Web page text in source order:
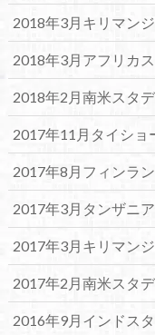
2018年3月キリマン
2018年3月アフリカ
2018年2月南米スタ
2017年11月タイショ
2017年8月フィンラ
2017年3月タンザニ
2017年3月キリマン
2017年2月南米スタ
2016年9月インドス